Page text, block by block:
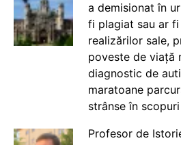
a demisionat în
fi plagiat sau ar
realizărilor sale,
poveste de viață
diagnostic de
maratoane
strânse în
Profesor de